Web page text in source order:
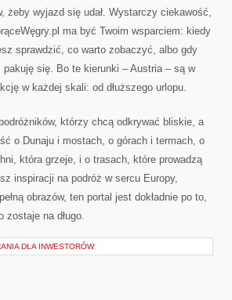
żeby wyjazd się udał. Wystarczy ciekawość,
ma być Twoim wsparciem: kiedy
sprawdzić, co warto zobaczyć, albo gdy
się. Bo te kierunki – Austria – są w
w każdej skali: od dłuższego urlopu.
którzy chcą odkrywać bliskie, a
o Dunaju i mostach, o górach i termach, o
która grzeje, i o trasach, które prowadzą
inspiracji na podróż w sercu Europy,
obrazów, ten portal jest dokładnie po to,
na długo.
DLA INWESTORÓW